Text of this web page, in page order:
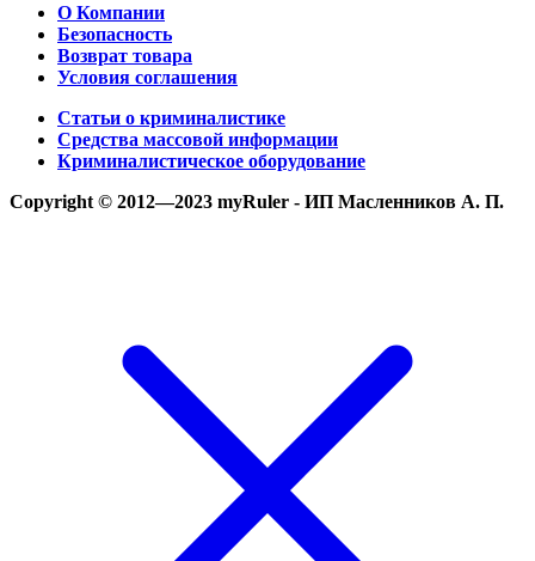
О Компании
Безопасность
Возврат товара
Условия соглашения
Статьи о криминалистике
Средства массовой информации
Криминалистическое оборудование
Copyright © 2012—2023 myRuler - ИП Масленников А. П.